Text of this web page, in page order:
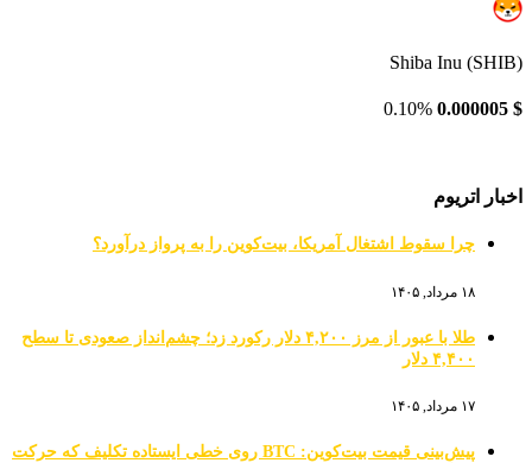
Shiba Inu (SHIB)
$
0.000005
0.10%
اخبار اتریوم
چرا سقوط اشتغال آمریکا، بیت‌کوین را به پرواز درآورد؟
۱۸ مرداد, ۱۴۰۵
طلا با عبور از مرز ۴,۲۰۰ دلار رکورد زد؛ چشم‌انداز صعودی تا سطح
۴,۴۰۰ دلار
۱۷ مرداد, ۱۴۰۵
پیش‌بینی قیمت بیت‌کوین: BTC روی خطی ایستاده تکلیف که حرکت